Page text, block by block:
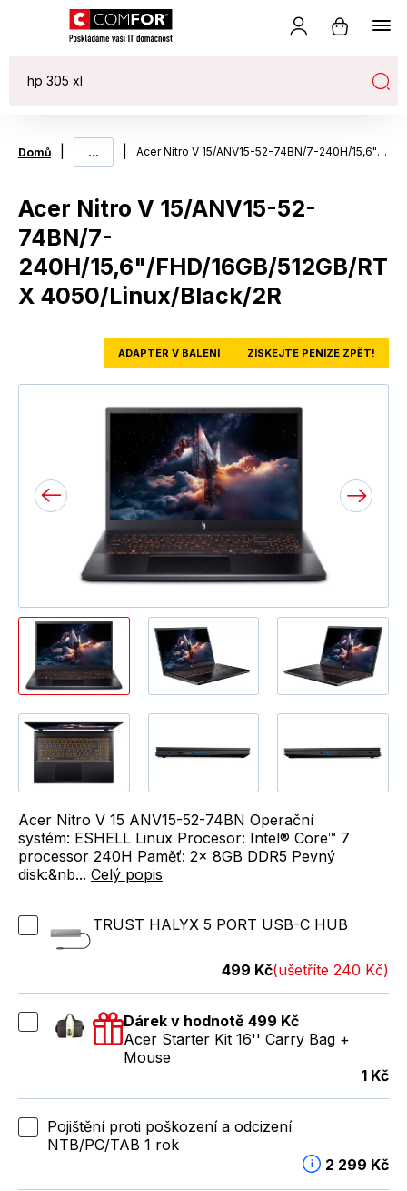
Domů ... Acer Nitro V 15/ANV15-52-74BN/7-240H/15,6"/FHD/16GB/512GB/RTX 4050/Linux/Black/2R
Acer Nitro V 15/ANV15-52-
74BN/7-
240H/15,6"/FHD/16GB/512GB/RT
X 4050/Linux/Black/2R
ADAPTÉR V BALENÍ ZÍSKEJTE PENÍZE ZPĚT!
Acer Nitro V 15 ANV15-52-74BN Operační
systém: ESHELL Linux Procesor: Intel® Core™ 7
processor 240H Paměť: 2x 8GB DDR5 Pevný
disk:&nb... Celý popis
TRUST HALYX 5 PORT USB-C HUB
499 Kč(ušetříte 240 Kč)
Dárek v hodnotě 499 Kč
Acer Starter Kit 16'' Carry Bag +
Mouse
1 Kč
Pojištění proti poškození a odcizení
NTB/PC/TAB 1 rok
2 299 Kč